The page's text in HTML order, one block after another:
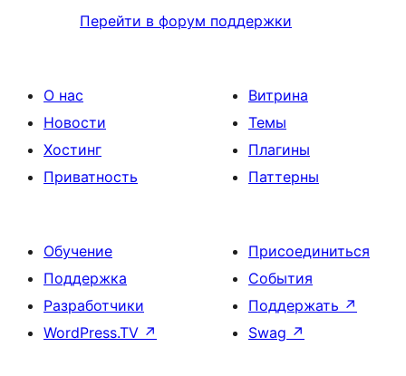
Перейти в форум поддержки
О нас
Новости
Хостинг
Приватность
Витрина
Темы
Плагины
Паттерны
Обучение
Поддержка
Разработчики
WordPress.TV ↗
Присоединиться
События
Поддержать ↗
Swag ↗